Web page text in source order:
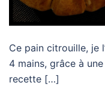
Ce pain citrouille, je
4 mains, grâce à
recette […]